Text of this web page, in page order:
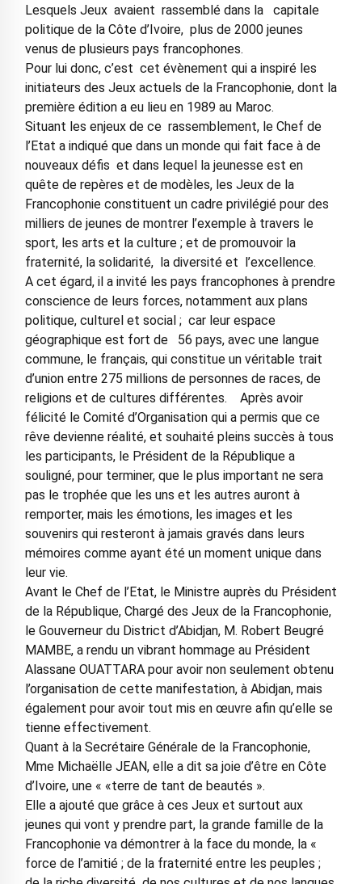
Lesquels Jeux avaient rassemblé dans la capitale
politique de la Côte d’Ivoire, plus de 2000 jeunes
venus de plusieurs pays francophones.
Pour lui donc, c’est cet évènement qui a inspiré les
initiateurs des Jeux actuels de la Francophonie, dont la
première édition a eu lieu en 1989 au Maroc.
Situant les enjeux de ce rassemblement, le Chef de
l’Etat a indiqué que dans un monde qui fait face à de
nouveaux défis et dans lequel la jeunesse est en
quête de repères et de modèles, les Jeux de la
Francophonie constituent un cadre privilégié pour des
milliers de jeunes de montrer l’exemple à travers le
sport, les arts et la culture ; et de promouvoir la
fraternité, la solidarité, la diversité et l’excellence.
A cet égard, il a invité les pays francophones à prendre
conscience de leurs forces, notamment aux plans
politique, culturel et social ; car leur espace
géographique est fort de 56 pays, avec une langue
commune, le français, qui constitue un véritable trait
d’union entre 275 millions de personnes de races, de
religions et de cultures différentes. Après avoir
félicité le Comité d’Organisation qui a permis que ce
rêve devienne réalité, et souhaité pleins succès à tous
les participants, le Président de la République a
souligné, pour terminer, que le plus important ne sera
pas le trophée que les uns et les autres auront à
remporter, mais les émotions, les images et les
souvenirs qui resteront à jamais gravés dans leurs
mémoires comme ayant été un moment unique dans
leur vie.
Avant le Chef de l’Etat, le Ministre auprès du Président
de la République, Chargé des Jeux de la Francophonie,
le Gouverneur du District d’Abidjan, M. Robert Beugré
MAMBE, a rendu un vibrant hommage au Président
Alassane OUATTARA pour avoir non seulement obtenu
l’organisation de cette manifestation, à Abidjan, mais
également pour avoir tout mis en œuvre afin qu’elle se
tienne effectivement.
Quant à la Secrétaire Générale de la Francophonie,
Mme Michaëlle JEAN, elle a dit sa joie d’être en Côte
d’Ivoire, une « «terre de tant de beautés ».
Elle a ajouté que grâce à ces Jeux et surtout aux
jeunes qui vont y prendre part, la grande famille de la
Francophonie va démontrer à la face du monde, la «
force de l’amitié ; de la fraternité entre les peuples ;